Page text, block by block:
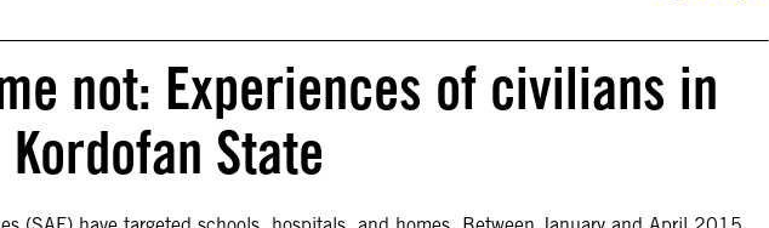
not: Experiences of civilians in
State